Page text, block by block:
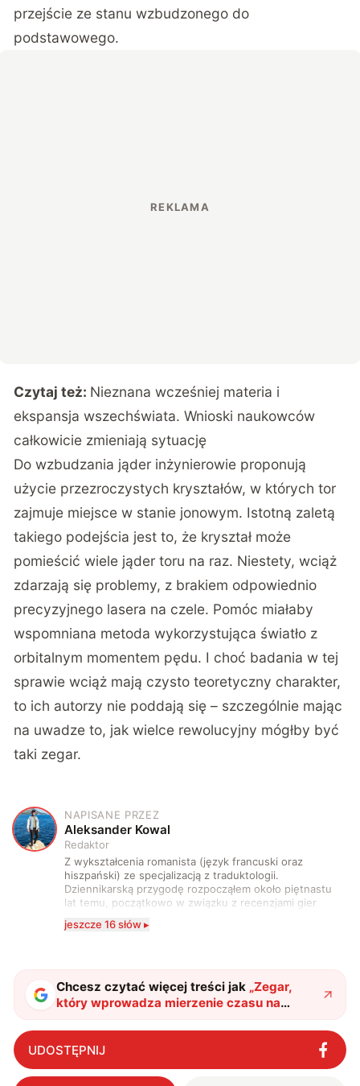
przejście ze stanu wzbudzonego do
podstawowego.
Czytaj też: Nieznana wcześniej materia i
ekspansja wszechświata. Wnioski naukowców
całkowicie zmieniają sytuację
Do wzbudzania jąder inżynierowie proponują
użycie przezroczystych kryształów, w których tor
zajmuje miejsce w stanie jonowym. Istotną zaletą
takiego podejścia jest to, że kryształ może
pomieścić wiele jąder toru na raz. Niestety, wciąż
zdarzają się problemy, z brakiem odpowiednio
precyzyjnego lasera na czele. Pomóc miałaby
wspomniana metoda wykorzystująca światło z
orbitalnym momentem pędu. I choć badania w tej
sprawie wciąż mają czysto teoretyczny charakter,
to ich autorzy nie poddają się – szczególnie mając
na uwadze to, jak wielce rewolucyjny mógłby być
taki zegar.
A
NAPISANE PRZEZ
Aleksander Kowal
Redaktor
Z wykształcenia romanista (język francuski oraz
hiszpański) ze specjalizacją z traduktologii.
Dziennikarską przygodę rozpocząłem około piętnastu
lat temu, początkowo w związku z recenzjami gier
komputerowych i filmów. Obecnie publikuję
zdecydowanie częściej na tematy związane z nauką
także uprawiać oraz oglądać sport.
jeszcze 16 słów ▸
Chcesz czytać więcej treści jak „Zegar,
który wprowadza mierzenie czasu na
nieosiągalny poziom. Atomowe
odpowiedniki nie mają z nim szans"?
UDOSTĘPNIJ